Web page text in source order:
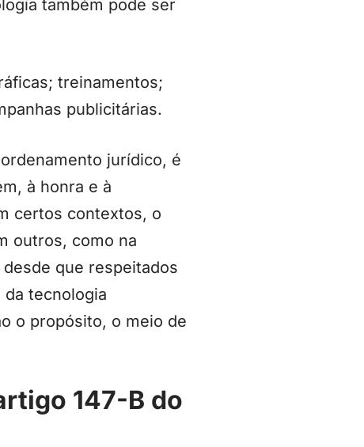
também pode ser
treinamentos;
publicitárias.
jurídico, é
à honra e à
certos contextos, o
outros, como na
que respeitados
tecnologia
o propósito, o meio de
147-B do